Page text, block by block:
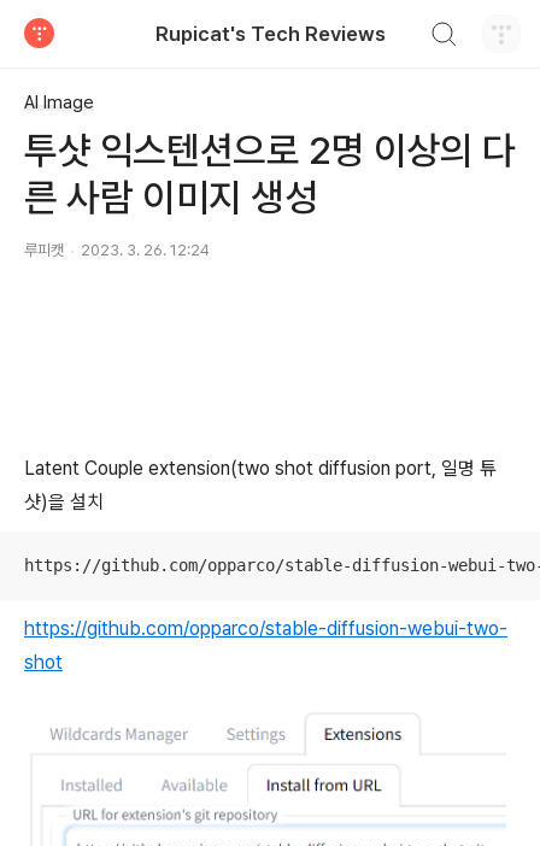
Rupicat's Tech Reviews
AI Image
투샷 익스텐션으로 2명 이상의 다
른 사람 이미지 생성
루피캣 2023. 3. 26. 12:24
Latent Couple extension(two shot diffusion port, 일명 튜
샷)을 설치
https://github.com/opparco/stable-diffusion-webui-
https://github.com/opparco/stable-diffusion-webui-two-
shot